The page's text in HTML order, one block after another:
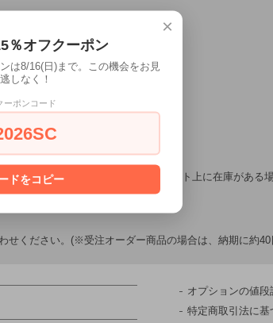
申し込み下さい。
、店舗でも販売しているため、ネット上に在庫がある
せください。(※受注オーダー商品の場合は、納期に約
オプションの値段
特定商取引法に基
×
％オフクーポン
は8/16(日)まで。この機会をお見
逃しなく！
ーポンコード
ドをコピー